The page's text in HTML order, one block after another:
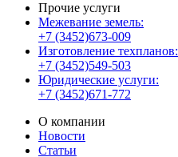
Прочие услуги
Межевание земель:
+7 (3452)673-009
Изготовление техпланов:
+7 (3452)549-503
Юридические услуги:
+7 (3452)671-772
О компании
Новости
Статьи